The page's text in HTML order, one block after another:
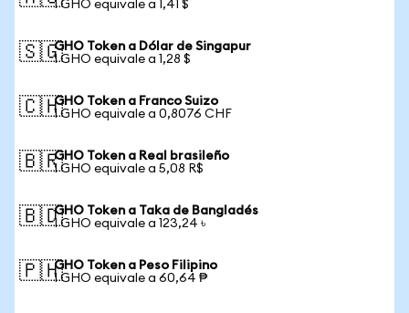
1 GHO equivale a 1,41 $
🇸🇬GHO Token a Dólar de Singapur
1 GHO equivale a 1,28 $
🇨🇭GHO Token a Franco Suizo
1 GHO equivale a 0,8076 CHF
🇧🇷GHO Token a Real brasileño
1 GHO equivale a 5,08 R$
🇧🇩GHO Token a Taka de Bangladés
1 GHO equivale a 123,24 ৳
🇵🇭GHO Token a Peso Filipino
1 GHO equivale a 60,64 ₱